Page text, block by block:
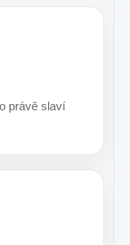
právě slaví